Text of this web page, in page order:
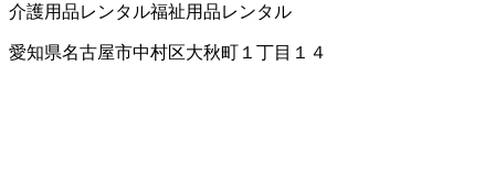
介護用品レンタル福祉用品レンタル
愛知県名古屋市中村区大秋町１丁目１４